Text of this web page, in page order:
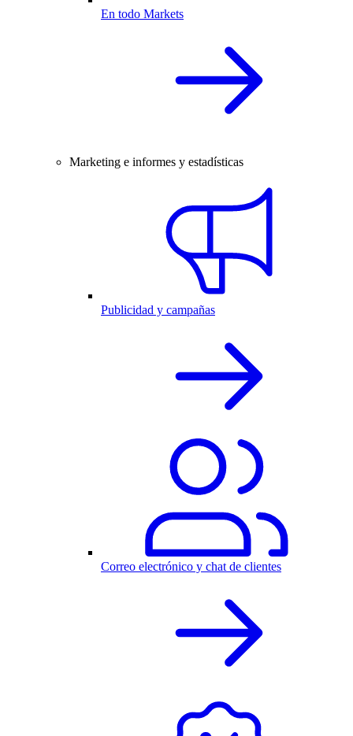
En todo Markets
Marketing e informes y estadísticas
Publicidad y campañas
Correo electrónico y chat de clientes